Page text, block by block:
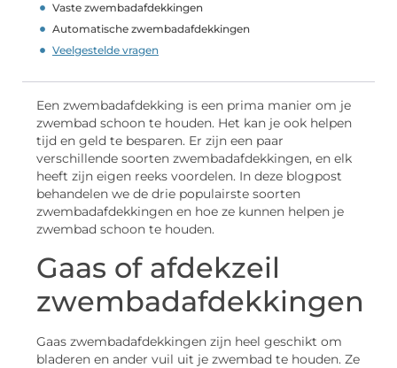
Vaste zwembadafdekkingen
Automatische zwembadafdekkingen
Veelgestelde vragen
Een zwembadafdekking is een prima manier om je
zwembad schoon te houden. Het kan je ook helpen
tijd en geld te besparen. Er zijn een paar
verschillende soorten zwembadafdekkingen, en elk
heeft zijn eigen reeks voordelen. In deze blogpost
behandelen we de drie populairste soorten
zwembadafdekkingen en hoe ze kunnen helpen je
zwembad schoon te houden.
Gaas of afdekzeil
zwembadafdekkingen
Gaas zwembadafdekkingen zijn heel geschikt om
bladeren en ander vuil uit je zwembad te houden. Ze